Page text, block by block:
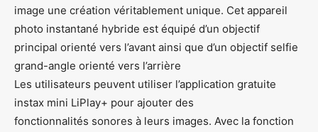
image une création véritablement unique. Cet appareil
photo instantané hybride est équipé d’un objectif
principal orienté vers l’avant ainsi que d’un objectif selfie
grand-angle orienté vers l’arrière
Les utilisateurs peuvent utiliser l’application gratuite
instax mini LiPlay+ pour ajouter des
fonctionnalités sonores à leurs images. Avec la fonction